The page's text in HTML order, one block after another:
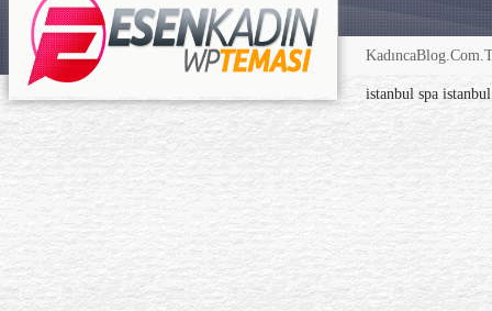
istanbul spa